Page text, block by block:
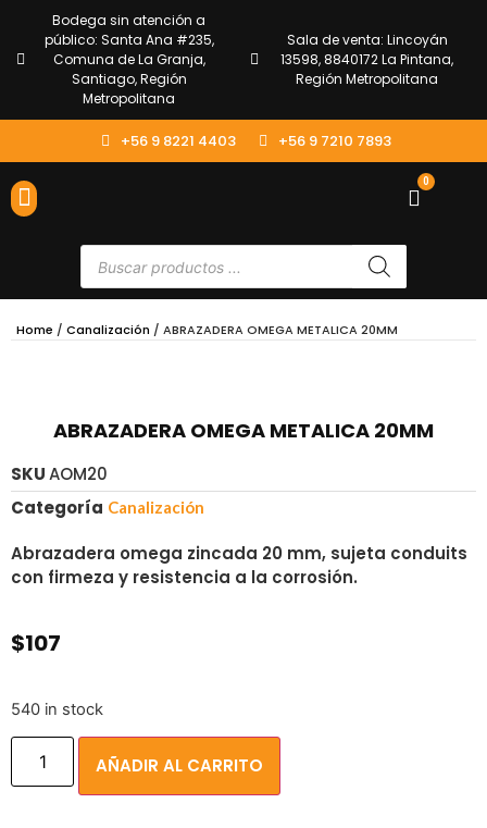
Bodega sin atención a
público: Santa Ana #235,
Comuna de La Granja,
Santiago, Región
Metropolitana
Sala de venta: Lincoyán
13598, 8840172 La Pintana,
Región Metropolitana
+56 9 8221 4403 +56 9 7210 7893
0
Home / Canalización / ABRAZADERA OMEGA METALICA 20MM
ABRAZADERA OMEGA METALICA 20MM
SKUAOM20
Categoría Canalización
Abrazadera omega zincada 20 mm, sujeta conduits
con firmeza y resistencia a la corrosión.
$107
540 in stock
AÑADIR AL CARRITO